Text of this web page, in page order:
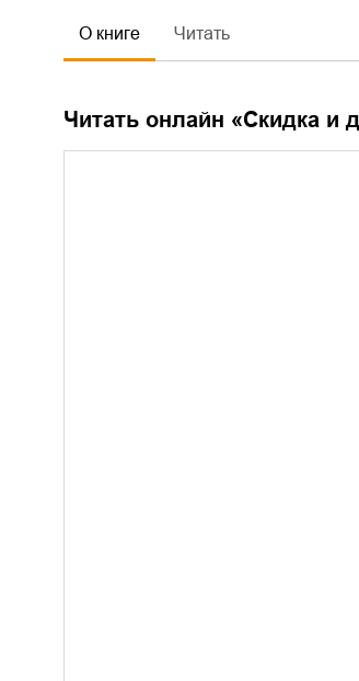
О книге Читать
Читать онлайн «Скидка и